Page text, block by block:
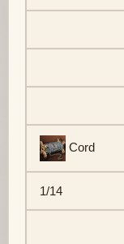
Cord
1/14